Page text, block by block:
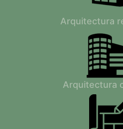
Arquitectura
Arquitectura